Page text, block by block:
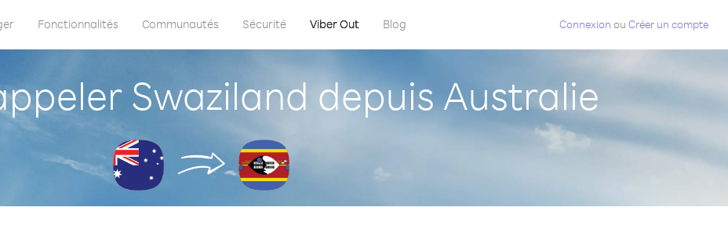
Fonctionnalités Communautés Sécurité Viber Out Blog Connexion ou Créer un compte
Swaziland depuis Australie